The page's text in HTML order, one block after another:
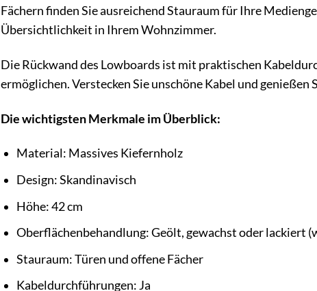
Fächern finden Sie ausreichend Stauraum für Ihre
Übersichtlichkeit in Ihrem Wohnzimmer.
Die Rückwand des Lowboards ist mit praktischen
ermöglichen. Verstecken Sie unschöne Kabel und
Die wichtigsten Merkmale im Überblick:
Material: Massives Kiefernholz
Design: Skandinavisch
Höhe: 42 cm
Oberflächenbehandlung: Geölt, gewachst oder lackiert
Stauraum: Türen und offene Fächer
Kabeldurchführungen: Ja